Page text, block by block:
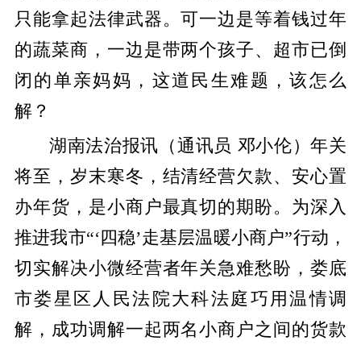
只能拿起法律武器。可一边是等着钱过年
的蔬菜商，一边是带两个孩子、超市已倒
闭的单亲妈妈，这道民生难题，该怎么
解？
湖南法治报讯（通讯员 邓小伦）年关
将至，岁末寒冬，结清经营欠款、安心置
办年货，是小商户最真切的期盼。为深入
推进我市“‘四稳’走基层温暖小商户”行动，
切实解决小微经营者年关急难愁盼，娄底
市娄星区人民法院大科法庭巧用温情调
解，成功调解一起两名小商户之间的货款